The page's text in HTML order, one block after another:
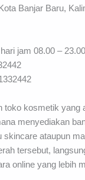
Banjar Baru,
jam 08.00 – 23.00
toko kosmetik yang
menyediakan
skincare ataupun
tersebut,
online yang lebih